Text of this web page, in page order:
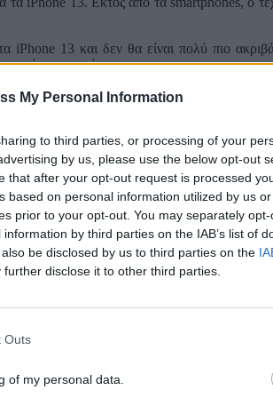
My Personal Information
to third parties, or processing of your
by us, please use the below opt-out
that after your opt-out request is processed
based on personal information utilized by us
prior to your opt-out. You may separately
by third parties on the IAB’s list of
be disclosed by us to third parties on the
further disclose it to other third parties.
Outs
of my personal data.
13 και δεν θα είναι πολύ πιο
στο κουτί.
σώμα στα ακουστικά και σχετικά
την ακρίβεια των renders.
Apple Music Lossless Audio. Επιπλέον,
τεχνολογικά νέα. Ένας ακόμα τρόπος να
.
νέα, ή προσθέστε μας στον RSS feed